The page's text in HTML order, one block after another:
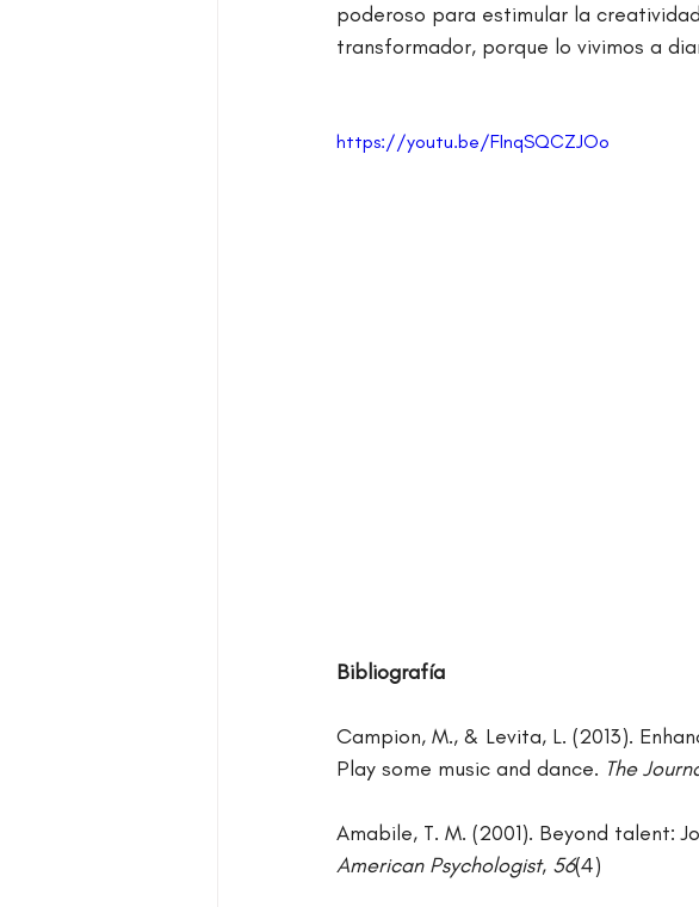
poderoso para estimular la
transformador, porque lo vivimos a
https://youtu.be/FInqSQCZJOo
Bibliografía
Campion, M., & Levita, L. (2013).
Play some music and dance. The
Amabile, T. M. (2001). Beyond talent:
American Psychologist, 56(4)